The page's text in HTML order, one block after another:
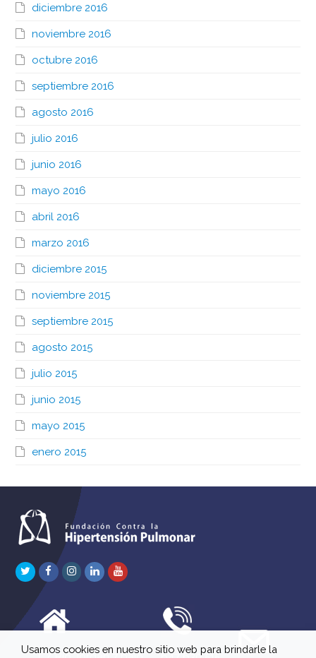
diciembre 2016
noviembre 2016
octubre 2016
septiembre 2016
agosto 2016
julio 2016
junio 2016
mayo 2016
abril 2016
marzo 2016
diciembre 2015
noviembre 2015
septiembre 2015
agosto 2015
julio 2015
junio 2015
mayo 2015
enero 2015
TwitterFacebook
Instagram
LinkedInYoutube
Usamos cookies en nuestro sitio web para brindarle la